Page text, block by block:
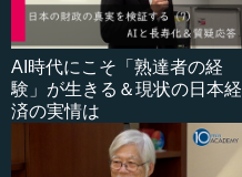
AI時代にこそ「熟達者の経
験」が生きる＆現状の日本経
済の実情は